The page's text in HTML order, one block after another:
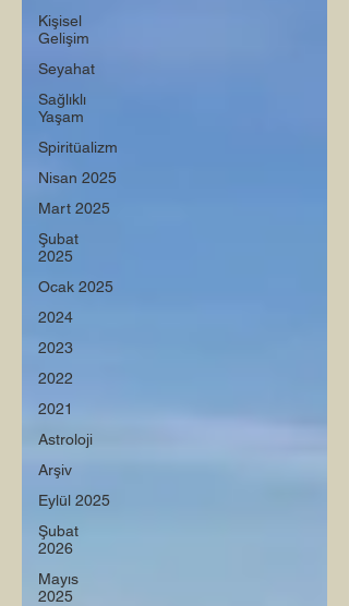
Kişisel
Gelişim
Seyahat
Sağlıklı
Yaşam
Spiritüalizm
Nisan 2025
Mart 2025
Şubat
2025
Ocak 2025
2024
2023
2022
2021
Astroloji
Arşiv
Eylül 2025
Şubat
2026
Mayıs
2025